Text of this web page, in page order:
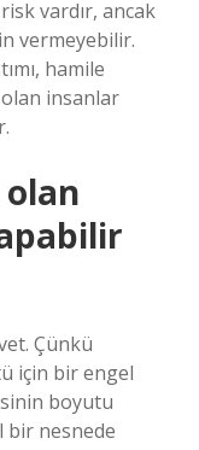
vardır, ancak
vermeyebilir.
hamile
insanlar
Çünkü
için bir engel
boyutu
bir nesnede